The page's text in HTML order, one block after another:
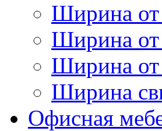
Ширина
Ширина
Ширина
Ширина
Офисная